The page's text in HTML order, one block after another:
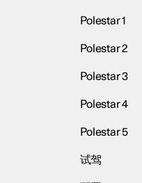
Polestar 1
Polestar 2
Polestar 3
Polestar 4
Polestar 5
试驾